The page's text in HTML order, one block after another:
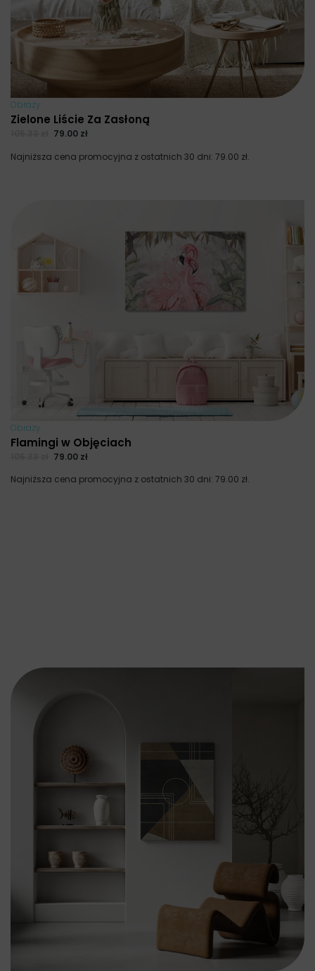
Obrazy
Zielone Liście Za Zasłoną
79.00 zł
Najniższa cena promocyjna z ostatnich 30 dni: 79.00 zł.
Obrazy
Flamingi w Objęciach
79.00 zł
Najniższa cena promocyjna z ostatnich 30 dni: 79.00 zł.